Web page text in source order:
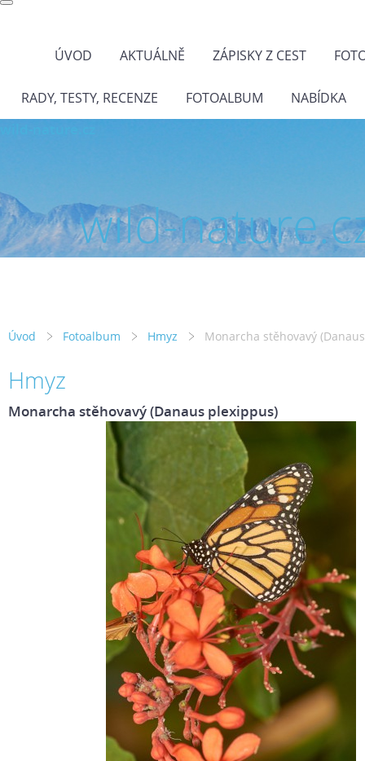
ÚVOD AKTUÁLNĚ ZÁPISKY Z CEST
RADY, TESTY, RECENZE FOTOALBUM NABÍDKA
wild-
Úvod Fotoalbum Hmyz Monarcha stěhovavý
Hmyz
Monarcha stěhovavý (Danaus plexippus)